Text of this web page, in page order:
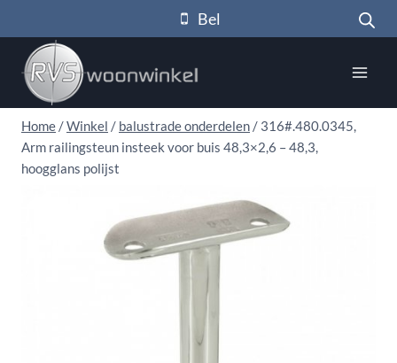
naar
inhoud
Bel
Home /Winkel / balustrade onderdelen / 316#.480.0345,
Arm railingsteun insteek voor buis 48,3×2,6 – 48,3,
hoogglans polijst